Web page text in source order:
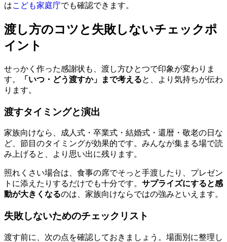
はこども家庭庁でも確認できます。
渡し方のコツと失敗しないチェックポ
イント
せっかく作った感謝状も、渡し方ひとつで印象が変わりま
す。
「いつ・どう渡すか」まで考えると、より気持ちが伝わ
ります。
渡すタイミングと演出
家族向けなら、成人式・卒業式・結婚式・還暦・敬老の日な
ど、節目のタイミングが効果的です。みんなが集まる場で読
み上げると、より思い出に残ります。
照れくさい場合は、食事の席でそっと手渡したり、プレゼン
トに添えたりするだけでも十分です。 サプライズにすると感
動が大きくなるのは、家族向けならではの強みといえます。
失敗しないためのチェックリスト
渡す前に、次の点を確認しておきましょう。場面別に整理し